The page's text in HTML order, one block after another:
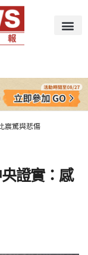
震驚與悲傷
證實：感